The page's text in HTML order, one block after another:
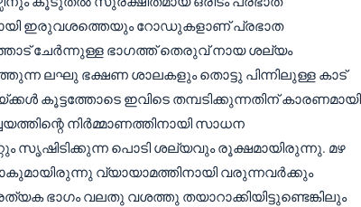
ഇരുവശത്തെയും റോഡുകളാണ് പ്രഭാത
ചേർന്നുള്ള ഭാഗത്ത് തെരുവ് നായ ശല്യം
ലഘു ഭക്ഷണ ശാലകളും തൊട്ടു പിന്നിലുള്ള കാട്
കൂട്ടത്തോടെ ഇവിടെ തമ്പടിക്കുന്നതിന് കാരണമായി
നിർമ്മാണത്തിനായി സാധന
സൃഷിടിക്കുന്ന പൊടി ശല്യവും രൂക്ഷമായിരുന്നു. മഴ
വ്യായാമത്തിനായി വരുന്നവർക്കും
ഭാഗം വലതു വശത്തു തയാറാക്കിയിട്ടുണ്ടെങ്കിലും